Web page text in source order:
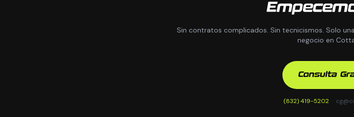
Sin contratos complicados. Sin tecnicismos. Solo
negocio en
Consulta
(832) 419-5202 ·